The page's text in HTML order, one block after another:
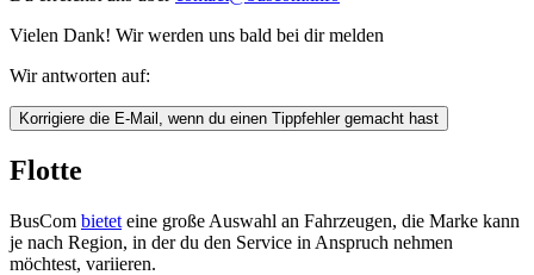
Vielen Dank! Wir werden uns bald bei dir melden
Wir antworten auf:
Korrigiere die E-Mail, wenn du einen Tippfehler gemacht hast
Flotte
BusCom bietet eine große Auswahl an Fahrzeugen, die Marke kann
je nach Region, in der du den Service in Anspruch nehmen
möchtest, variieren.